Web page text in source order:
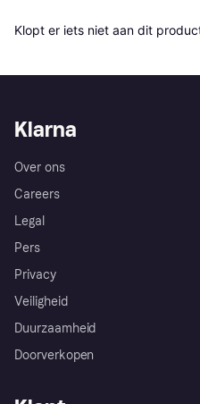
Klopt er iets niet aan dit
Klarna
Over ons
Careers
Legal
Pers
Privacy
Veiligheid
Duurzaamheid
Doorverkopen